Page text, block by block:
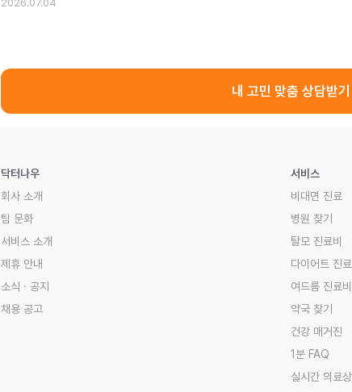
2026.07.04
내 고민 맞춤 상담받기
닥터나우
회사 소개
팀 문화
서비스 소개
제휴 안내
소식 · 공지
채용 공고
서비스
비대면 진료
병원 찾기
탈모 진료비
다이어트 진
여드름 진료비
약국 찾기
건강 매거진
1분 FAQ
실시간 의료